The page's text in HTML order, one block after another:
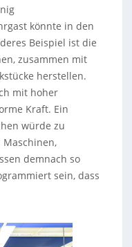
könnte in den
Beispiel ist die
zusammen mit
herstellen.
mit hoher
Kraft. Ein
würde zu
demnach so
sein, dass